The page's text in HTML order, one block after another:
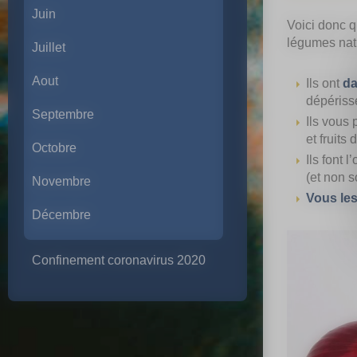
Voici donc
légumes
Ils ont
Ils vous
et fruits
Ils font
(et non
Vous
Juin
Juillet
Aout
Septembre
Octobre
Novembre
Décembre
Confinement coronavirus 2020